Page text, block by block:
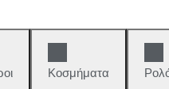
Κοσμήματα